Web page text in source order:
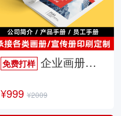
免费打样企业画册定制
¥999 ¥2009